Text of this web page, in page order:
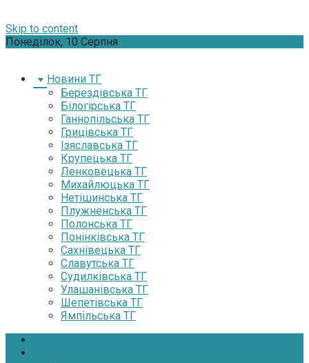
Skip to content
Понеділок, 10 Серпня
Новини ТГ
Берездівська ТГ
Білогірська ТГ
Ганнопільська ТГ
Грицівська ТГ
Ізяславська ТГ
Крупецька ТГ
Ленковецька ТГ
Михайлюцька ТГ
Нетішинська ТГ
Плужненська ТГ
Полонська ТГ
Понінківська ТГ
Сахнівецька ТГ
Славутська ТГ
Судилківська ТГ
Улашанівська ТГ
Шепетівська ТГ
Ямпільська ТГ